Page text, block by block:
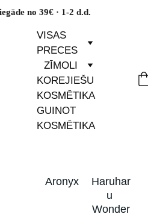
no 39€ · 1-2 d.d.
VISAS
PRECES
ZĪMOLI
KOREJIEŠU
KOSMĒTIKA
GUINOT
KOSMĒTIKA
Aronyx
Haruhar
u
Wonder